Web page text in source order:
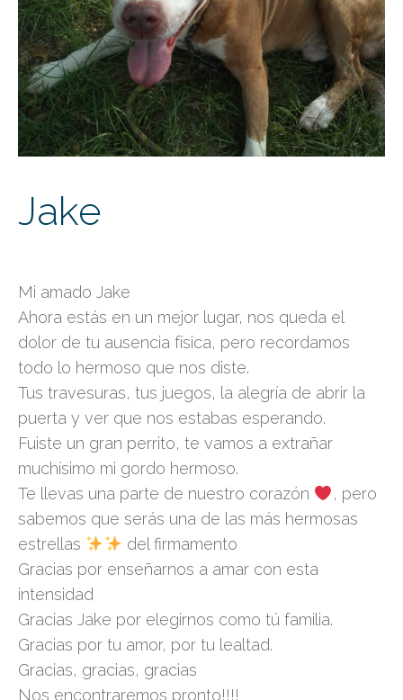
Jake
Mi amado Jake
Ahora estás en un mejor lugar, nos queda el
dolor de tu ausencia física, pero recordamos
todo lo hermoso que nos diste.
Tus travesuras, tus juegos, la alegría de abrir la
puerta y ver que nos estabas esperando.
Fuiste un gran perrito, te vamos a extrañar
muchísimo mi gordo hermoso.
Te llevas una parte de nuestro corazón
, pero
sabemos que serás una de las más hermosas
estrellas
del firmamento
Gracias por enseñarnos a amar con esta
intensidad
Gracias Jake por elegirnos como tú familia.
Gracias por tu amor, por tu lealtad.
Gracias, gracias, gracias
Nos encontraremos pronto!!!!